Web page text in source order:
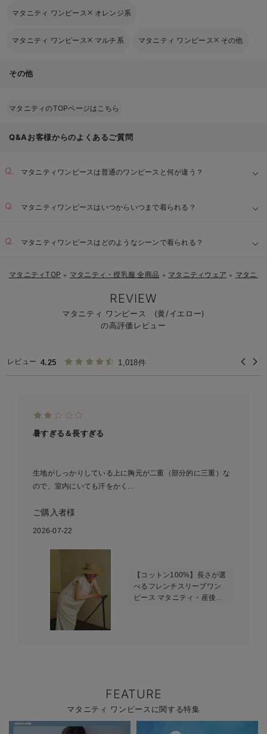
マタニティ ワンピース オレンジ系
マタニティ ワンピース マルチ系 マタニティ ワンピース その他
その他
マタニティのTOPページはこちら
Q&Aお客様からのよくあるご質問
マタニティワンピースは普通のワンピースと何が違う？
マタニティワンピースはいつからいつまで着られる？
マタニティワンピースはどのようなシーンで着られる？
マタニティTOP ＞ マタニティ・授乳服 全商品 ＞ マタニティウェア ＞ マタニテ
REVIEW
マタニティ ワンピース (黄/イエロー)
の高評価レビュー
レビュー 4.25 1,018件
暑すぎる＆長すぎる
生地がしっかりしている上に胸元が二重（部分的に三重）な
ので、室内にいても汗をかく...
ご購入者様
2026-07-22
【コットン100%】長さが選
べるフレンチスリーブワン
ピース マタニティ・産後授
FEATURE
マタニティ ワンピースに関する特集